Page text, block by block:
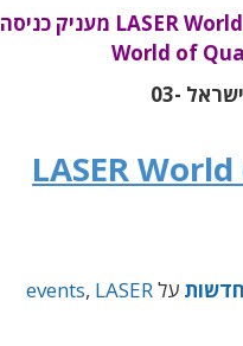
הכרטיס לתערוכת LASER World of PHOTONICS מעניק כניסה
לפרטים נוספים: נציגות ירידי מינכן בישראל 03-
LASER
חדשות על events, LASER